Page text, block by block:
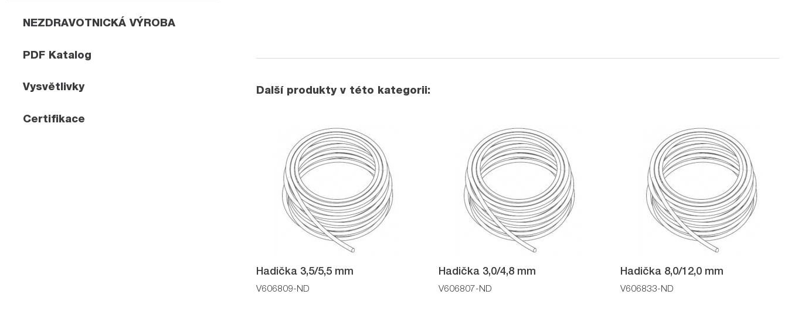
NEZDRAVOTNICKÁ VÝROBA
PDF Katalog
Vysvětlivky
Certifikace
Další produkty v této kategorii:
Hadička 3,5/5,5 mm
V606809-ND
Hadička 3,0/4,8 mm
V606807-ND
Hadička 8,0/12,0 mm
V606833-ND